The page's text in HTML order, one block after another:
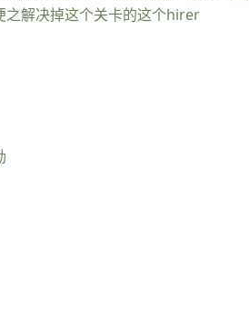
之解决掉这个关卡的这个hirer